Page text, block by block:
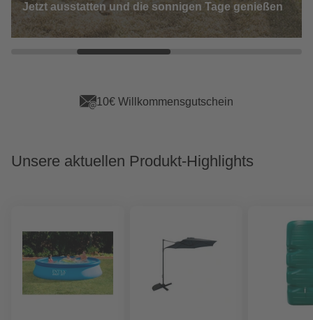
Jetzt ausstatten und die sonnigen Tage genießen
App Vorteile sichern
Unsere aktuellen Produkt-Highlights